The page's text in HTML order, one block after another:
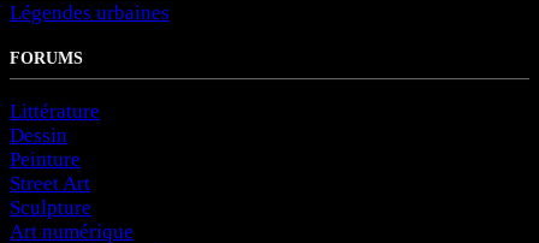
Légendes urbaines
FORUMS
Littérature
Dessin
Peinture
Street Art
Sculpture
Art numérique